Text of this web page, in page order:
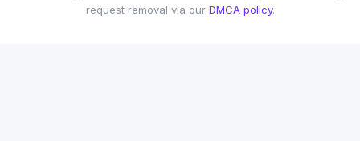
request removal via our DMCA policy.